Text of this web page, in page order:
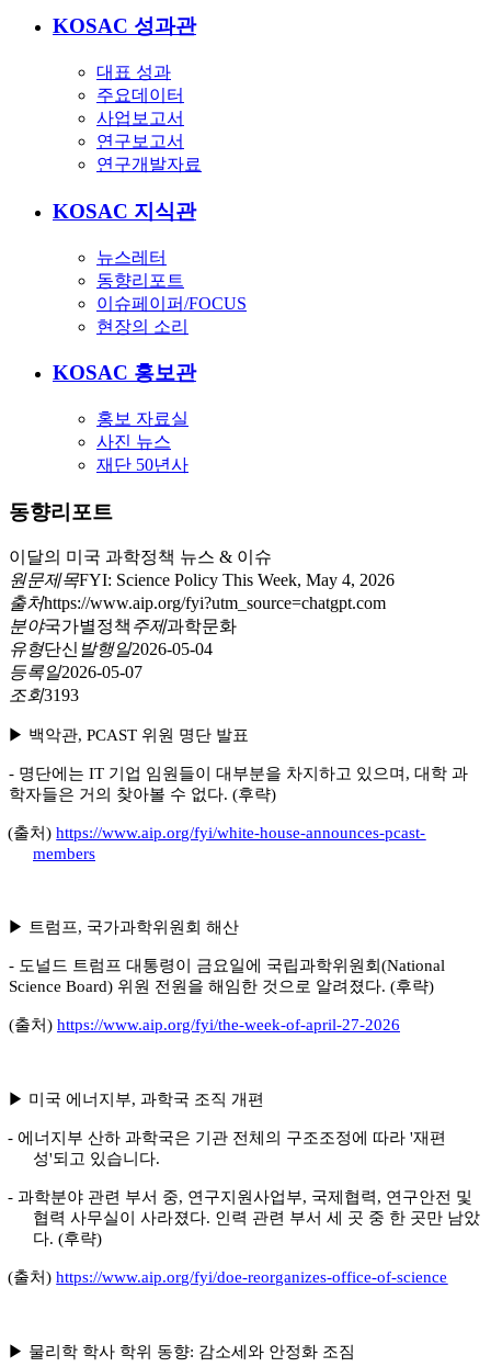
KOSAC 성과관
대표 성과
주요데이터
사업보고서
연구보고서
연구개발자료
KOSAC 지식관
뉴스레터
동향리포트
이슈페이퍼/FOCUS
현장의 소리
KOSAC 홍보관
홍보 자료실
사진 뉴스
재단 50년사
동향리포트
이달의 미국 과학정책 뉴스 & 이슈
원문제목FYI: Science Policy This Week, May 4, 2026
출처https://www.aip.org/fyi?utm_source=chatgpt.com
분야국가별정책 주제과학문화
유형단신 발행일2026-05-04
등록일2026-05-07
조회3193
▶ 백악관, PCAST 위원 명단 발표
- 명단에는 IT 기업 임원들이 대부분을 차지하고 있으며 , 대학 과
학자들은 거의 찾아볼 수 없다. (후략)
(출처)https://www.aip.org/fyi/white-house-announces-pcast-
members
▶ 트럼프, 국가과학위원회 해산
- 도널드 트럼프 대통령이 금요일에 국립과학위원회 (National
Science Board) 위원 전원을 해임한 것으로 알려졌다. (후략)
(출처) https://www.aip.org/fyi/the-week-of-april-27-2026
▶ 미국 에너지부,과학국 조직 개편
-에너지부 산하 과학국은 기관 전체의 구조조정에 따라'재편
성'되고 있습니다.
-과학분야 관련 부서 중, 연구지원사업부, 국제협력, 연구안전 및
협력 사무실이 사라졌다. 인력 관련 부서 세 곳 중 한 곳만 남았
다. (후략)
(출처)https://www.aip.org/fyi/doe-reorganizes-office-of-science
▶ 물리학 학사 학위 동향: 감소세와 안정화 조짐